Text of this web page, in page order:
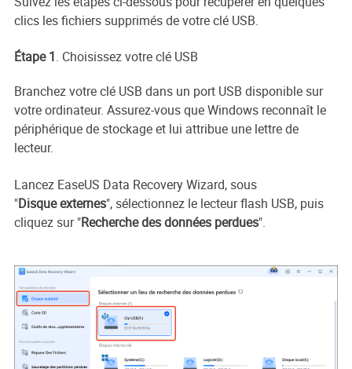
clics les fichiers supprimés de votre clé USB.
Étape 1. Choisissez votre clé USB
Branchez votre clé USB dans un port USB disponible sur
votre ordinateur. Assurez-vous que Windows reconnaît le
périphérique de stockage et lui attribue une lettre de
lecteur.
Lancez EaseUS Data Recovery Wizard, sous
"Disque externes", sélectionnez le lecteur flash USB, puis
cliquez sur "Recherche des données perdues".